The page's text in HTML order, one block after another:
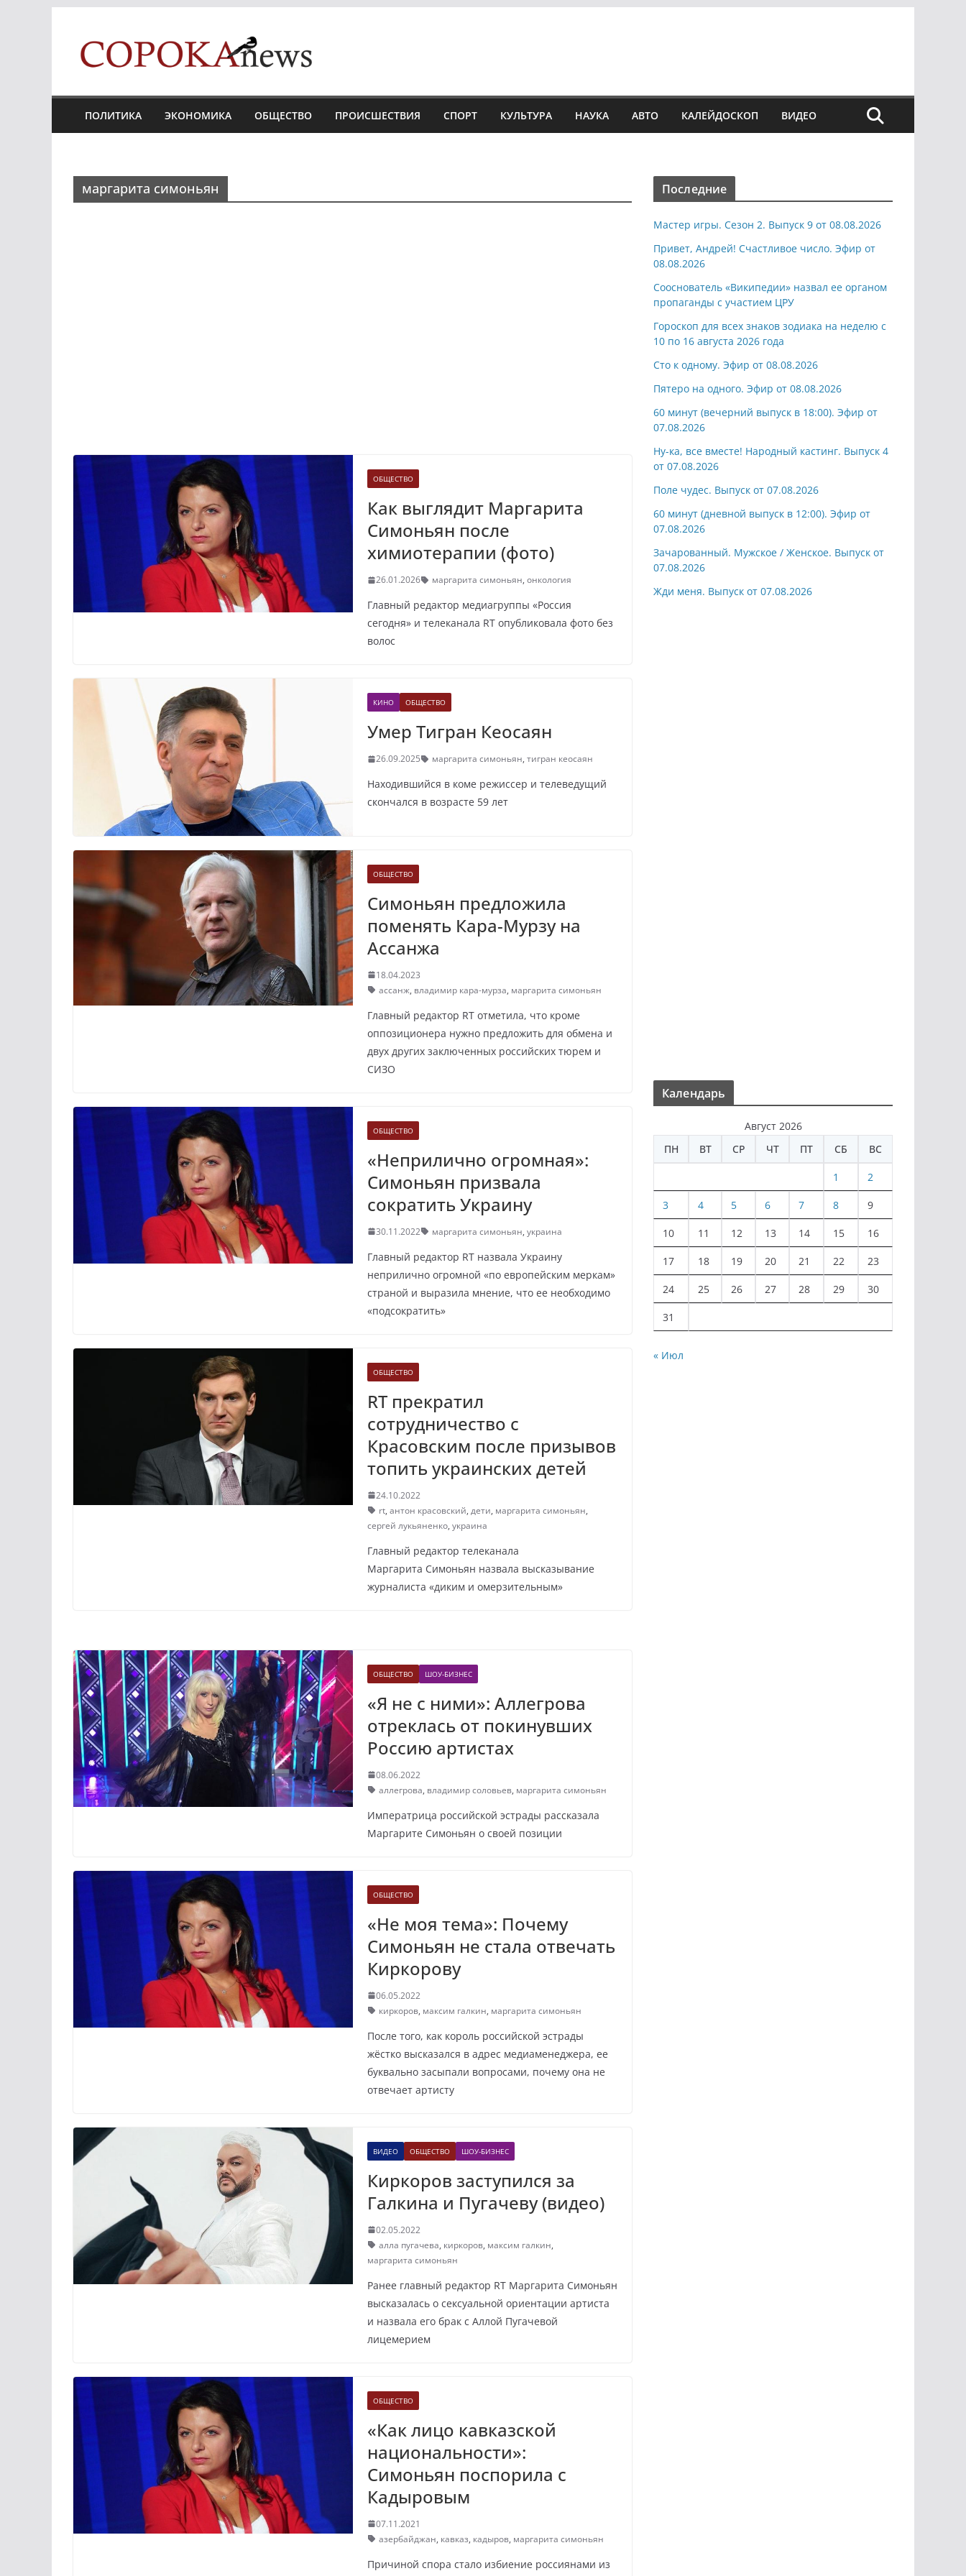
content
ПОЛИТИКА ЭКОНОМИКА ОБЩЕСТВО ПРОИСШЕСТВИЯ СПОРТ КУЛЬТУРА НАУКА АВТО КАЛЕЙДОСКОП ВИДЕО
маргарита симоньян
ОБЩЕСТВО
Как выглядит Маргарита
Симоньян после
химиотерапии (фото)
26.01.2026 маргарита симоньян, онкология
Главный редактор медиагруппы «Россия
сегодня» и телеканала RT опубликовала фото без
волос
КИНО ОБЩЕСТВО
Умер Тигран Кеосаян
26.09.2025 маргарита симоньян, тигран кеосаян
Находившийся в коме режиссер и телеведущий
скончался в возрасте 59 лет
ОБЩЕСТВО
Симоньян предложила
поменять Кара-Мурзу на
Ассанжа
18.04.2023
ассанж, владимир кара-мурза, маргарита симоньян
Главный редактор RT отметила, что кроме
оппозиционера нужно предложить для обмена и
двух других заключенных российских тюрем и
СИЗО
ОБЩЕСТВО
«Неприлично огромная»:
Симоньян призвала
сократить Украину
30.11.2022 маргарита симоньян, украина
Главный редактор RT назвала Украину
неприлично огромной «по европейским меркам»
страной и выразила мнение, что ее необходимо
«подсократить»
ОБЩЕСТВО
RT прекратил
сотрудничество с
Красовским после призывов
топить украинских детей
24.10.2022
rt, антон красовский, дети, маргарита симоньян,
сергей лукьяненко, украина
Главный редактор телеканала
Маргарита Симоньян назвала высказывание
журналиста «диким и омерзительным»
ОБЩЕСТВО ШОУ-БИЗНЕС
«Я не с ними»: Аллегрова
отреклась от покинувших
Россию артистах
08.06.2022
аллегрова, владимир соловьев, маргарита симоньян
Императрица российской эстрады рассказала
Маргарите Симоньян о своей позиции
ОБЩЕСТВО
«Не моя тема»: Почему
Симоньян не стала отвечать
Киркорову
06.05.2022
киркоров, максим галкин, маргарита симоньян
После того, как король российской эстрады
жёстко высказался в адрес медиаменеджера, ее
буквально засыпали вопросами, почему она не
отвечает артисту
ВИДЕО ОБЩЕСТВО ШОУ-БИЗНЕС
Киркоров заступился за
Галкина и Пугачеву (видео)
02.05.2022
алла пугачева, киркоров, максим галкин,
маргарита симоньян
Ранее главный редактор RT Маргарита Симоньян
высказалась о сексуальной ориентации артиста
и назвала его брак с Аллой Пугачевой
лицемерием
ОБЩЕСТВО
«Как лицо кавказской
национальности»:
Симоньян поспорила с
Кадыровым
07.11.2021
азербайджан, кавказ, кадыров, маргарита симоньян
Причиной спора стало избиение россиянами из
Последние
Мастер игры. Сезон 2. Выпуск 9 от 08.08.2026
Привет, Андрей! Счастливое число. Эфир от
08.08.2026
Сооснователь «Википедии» назвал ее органом
пропаганды с участием ЦРУ
Гороскоп для всех знаков зодиака на неделю с
10 по 16 августа 2026 года
Сто к одному. Эфир от 08.08.2026
Пятеро на одного. Эфир от 08.08.2026
60 минут (вечерний выпуск в 18:00). Эфир от
07.08.2026
Ну-ка, все вместе! Народный кастинг. Выпуск 4
от 07.08.2026
Поле чудес. Выпуск от 07.08.2026
60 минут (дневной выпуск в 12:00). Эфир от
07.08.2026
Зачарованный. Мужское / Женское. Выпуск от
07.08.2026
Жди меня. Выпуск от 07.08.2026
Календарь
Август 2026
ПН
ВТ СР ЧТ ПТ СБ ВС
1 2
3 4 5 6 7 8 9
10 11 12 13 14 15 16
17 18 19 20 21 22 23
24 25 26 27 28 29 30
31
« Июл